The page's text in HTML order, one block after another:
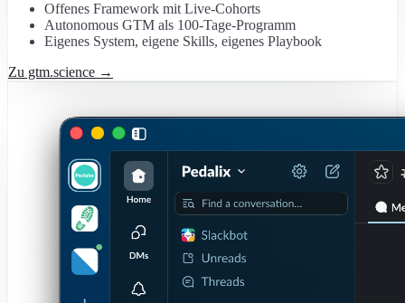
Offenes Framework mit Live-Cohorts
Autonomous GTM als 100-Tage-Programm
Eigenes System, eigene Skills, eigenes Playbook
Zu gtm.science →